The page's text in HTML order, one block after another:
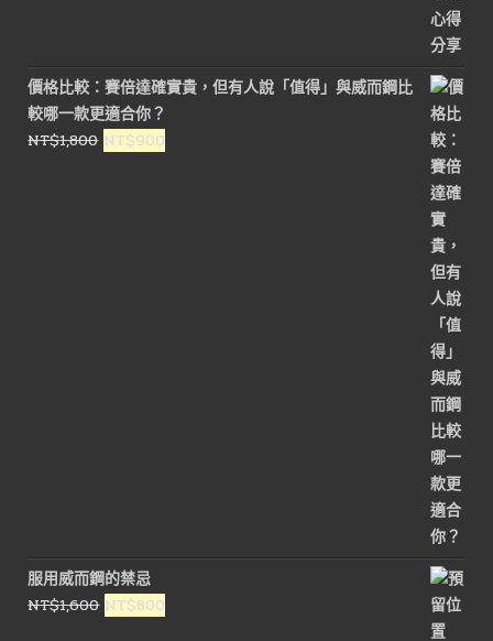
價格比較：賽倍達確實貴，但有人說「值得」與威而鋼比
較哪一款更適合你？
NT$1,800 原
NT$900
服用威而鋼的禁忌
NT$1,600 原
NT$800